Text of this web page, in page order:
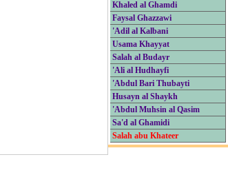
Khaled al Ghamdi
Faysal Ghazzawi
'Adil al Kalbani
Usama Khayyat
Salah al Budayr
'Ali al Hudhayfi
'Abdul Bari Thubayti
Husayn al Shaykh
'Abdul Muhsin al Qasim
Sa'd al Ghamidi
Salah abu Khateer